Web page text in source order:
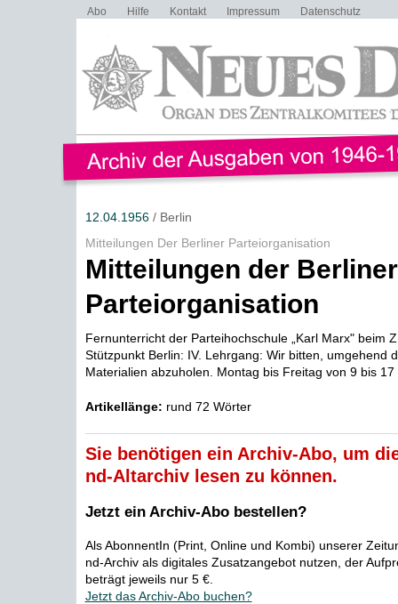
Abo Hilfe Kontakt Impressum Datenschutz
12.04.1956/ Berlin
Mitteilungen Der Berliner Parteiorganisation
Mitteilungen der Berliner
Parteiorganisation
Fernunterricht der Parteihochschule „Karl Marx" beim
Stützpunkt Berlin: IV. Lehrgang: Wir bitten, umgehend
Materialien abzuholen. Montag bis Freitag von 9 bis 17
Artikellänge: rund 72 Wörter
Sie benötigen ein Archiv-Abo, um
nd-Altarchiv lesen zu können.
Jetzt ein Archiv-Abo bestellen?
Als AbonnentIn (Print, Online und Kombi) unserer
nd-Archiv als digitales Zusatzangebot nutzen, der
beträgt jeweils nur 5 €.
Jetzt das Archiv-Abo buchen?